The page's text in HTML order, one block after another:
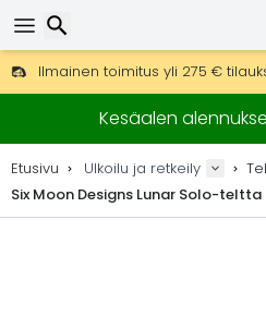
Ilmainen toimitus yli 275 €
Mahdollisuus lähettää DHL
30 päivää palautukseen, 90
Kesäalen
Etusivu Ulkoilu ja retkeily
Six Moon Designs Lunar Solo-teltta